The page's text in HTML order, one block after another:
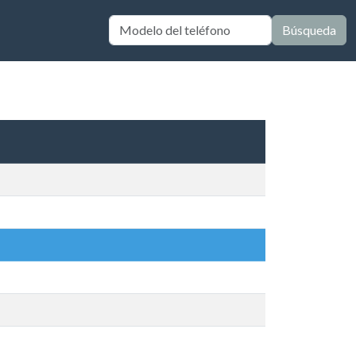
Búsqueda